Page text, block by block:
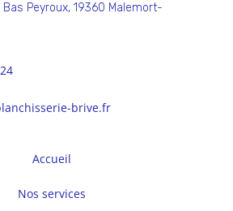
Peyroux, 19360 Malemort-
brive.fr
Accueil
Nos services